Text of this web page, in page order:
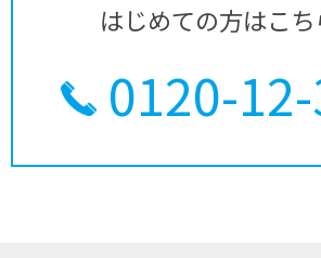
はじめての方はこち
0120-